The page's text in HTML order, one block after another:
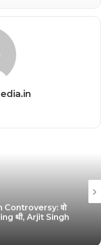
Controversy: वो
थी, Arjit Singh